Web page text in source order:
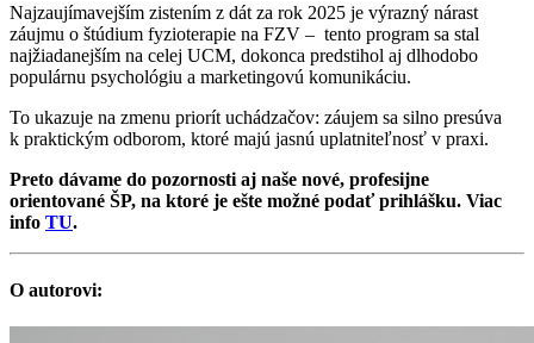
Najzaujímavejším zistením z dát za rok 2025 je výrazný nárast
záujmu o štúdium fyzioterapie na FZV – tento program sa stal
najžiadanejším na celej UCM, dokonca predstihol aj dlhodobo
populárnu psychológiu a marketingovú komunikáciu.
To ukazuje na zmenu priorít uchádzačov: záujem sa silno presúva
k praktickým odborom, ktoré majú jasnú uplatniteľnosť v praxi.
Preto dávame do pozornosti aj naše nové, profesijne
orientované ŠP, na ktoré je ešte možné podať prihlášku. Viac
info TU.
O autorovi: